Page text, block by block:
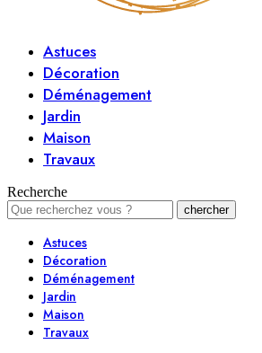
Astuces
Décoration
Déménagement
Jardin
Maison
Travaux
Recherche
Astuces
Décoration
Déménagement
Jardin
Maison
Travaux